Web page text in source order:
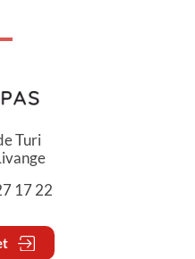
Turi
17 22